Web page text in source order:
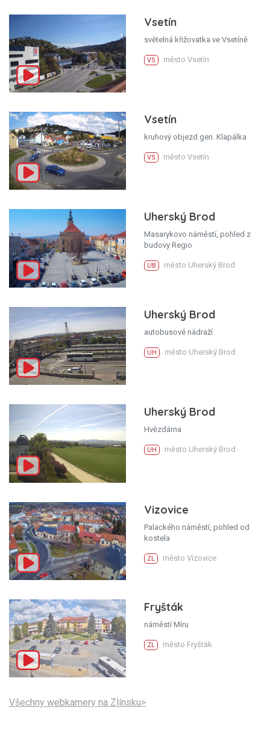
Vsetín
světelná křižovatka ve Vsetíně
VS město Vsetín
Vsetín
kruhový objezd gen. Klapálka
VS město Vsetín
Uherský Brod
Masarykovo náměstí, pohled z
budovy Regio
UB město Uherský Brod
Uherský Brod
autobusové nádraží
UH město Uherský Brod
Uherský Brod
Hvězdárna
UH město Uherský Brod
Vizovice
Palackého náměstí, pohled od
kostela
ZL město Vizovice
Fryšták
náměstí Míru
ZL město Fryšták
Všechny webkamery na Zlínsku>